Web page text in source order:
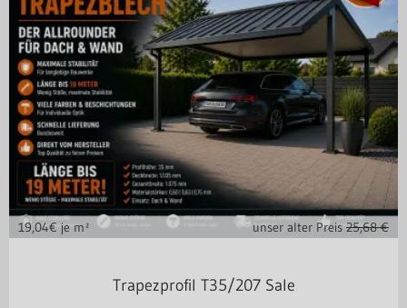
19,04€ je m² unser alter Preis 25,68 €
Trapezprofil T35/207 Sale